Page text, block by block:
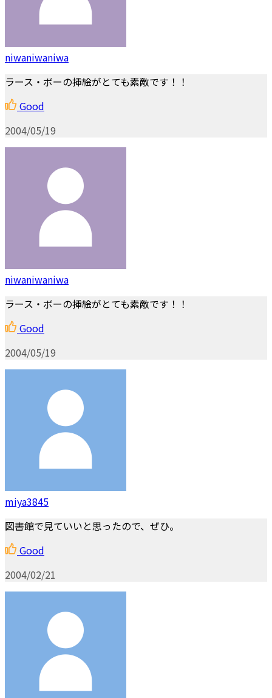
niwaniwaniwa
ラース・ボーの挿絵がとても素敵です！！
Good
2004/05/19
niwaniwaniwa
ラース・ボーの挿絵がとても素敵です！！
Good
2004/05/19
miya3845
図書館で見ていいと思ったので、ぜひ。
Good
2004/02/21